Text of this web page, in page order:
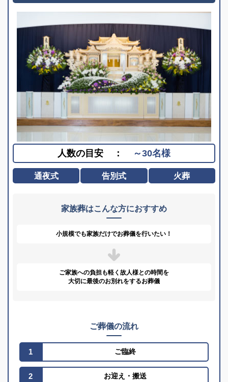
人数の目安 ： ～30名様
通夜式 告別式 火葬
家族葬はこんな方におすすめ
小規模でも家族だけでお葬儀を行いたい！
ご家族への負担も軽く 故人様との時間を
大切に最後のお別れをするお葬儀
ご葬儀の流れ
1 ご臨終
2 お迎え ・搬送